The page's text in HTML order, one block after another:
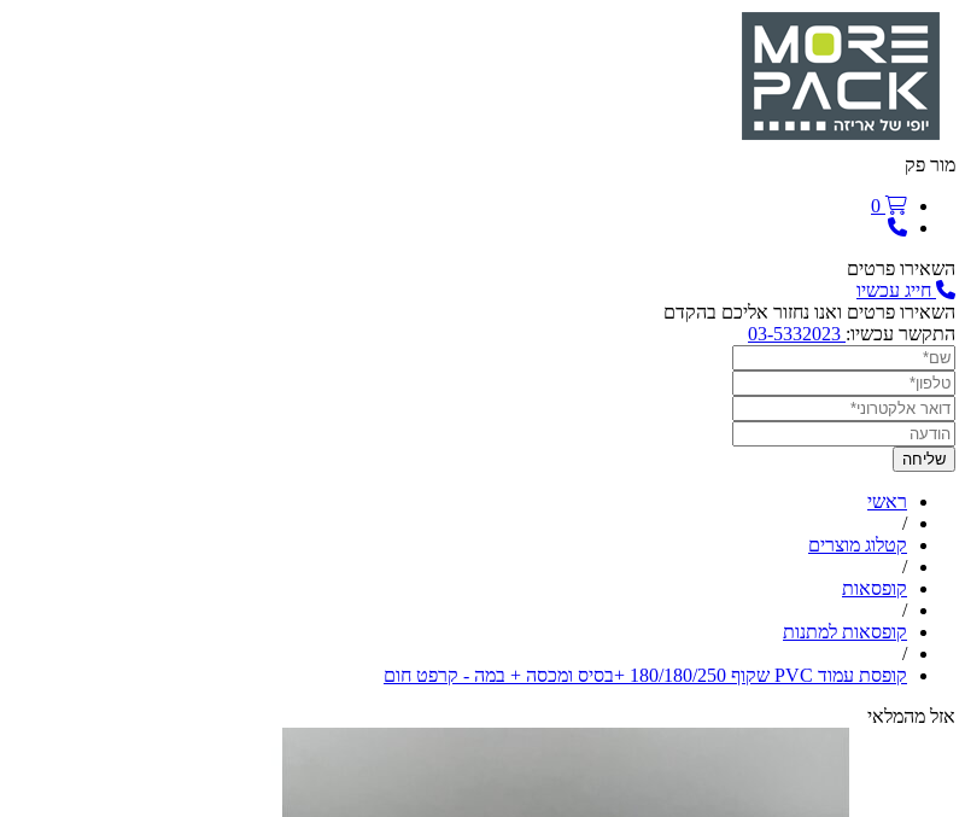
מור פק
0
השאירו פרטים
חייג עכשיו
השאירו פרטים ואנו נחזור אליכם בהקדם
התקשר עכשיו:
ראשי
/
קטלוג מוצרים
/
קופסאות
/
קופסאות למתנות
/
קופסת עמוד PVC שקוף 180/180/250 +בסיס ומכסה + במה - קרפט חום
אזל מהמלאי